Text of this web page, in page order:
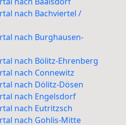
nach Bachviertel /
nach Burghausen-
nach Bölitz-Ehrenberg
nach Connewitz
nach Dölitz-Dösen
nach Engelsdorf
nach Eutritzsch
nach Gohlis-Mitte